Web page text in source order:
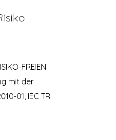
FREIEN
mit der
01, IEC TR